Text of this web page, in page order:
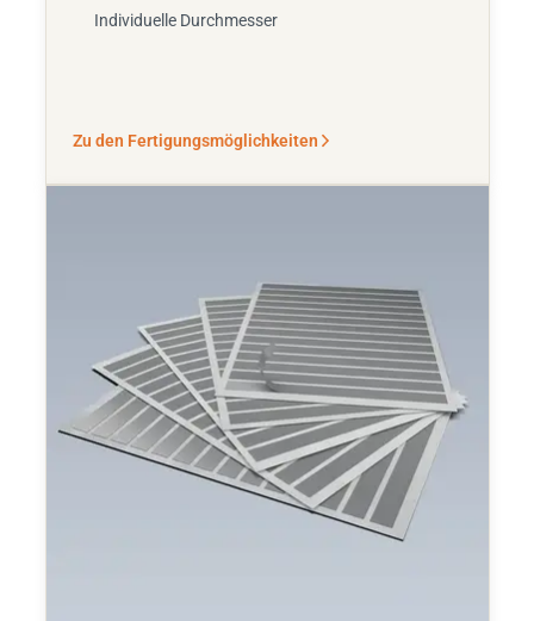
Individuelle Durchmesser
Zu den Fertigungsmöglichkeiten